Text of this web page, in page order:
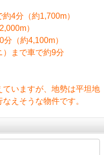
4分（約1,700m）
）
（約4,100m）
）まで車で約9分
いますが、地勢は平坦地
えそうな物件です。